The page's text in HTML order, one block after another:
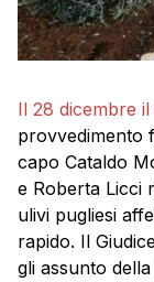
Il 28 dicembre
provvedimento
capo Cataldo
e Roberta Licci
ulivi pugliesi
rapido. Il
gli assunto